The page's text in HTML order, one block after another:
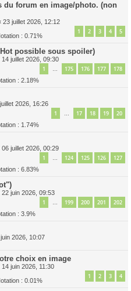
du forum en image/photo. (non
23 juillet 2026, 12:12
1 2 3 4 5
: 0.71%
possible sous spoiler)
14 juillet 2026, 09:30
1 … 175 176 177 178
: 2.18%
2026, 16:26
1 … 17 18 19 20
: 1.74%
06 juillet 2026, 00:29
1 … 124 125 126 127
: 6.83%
22 juin 2026, 09:53
1 … 199 200 201 202
: 3.9%
2026, 10:07
choix en image
14 juin 2026, 11:30
1 2 3 4
: 0.01%